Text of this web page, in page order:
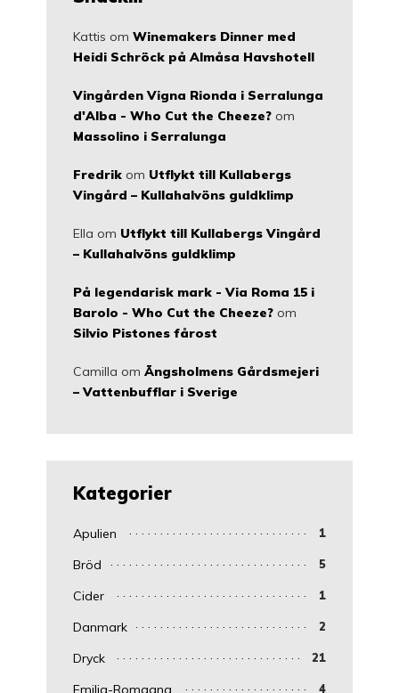
Kattis om Winemakers Dinner med
Heidi Schröck på Almåsa Havshotell
Vingården Vigna Rionda i Serralunga
d'Alba - Who Cut the Cheeze? om
Massolino i Serralunga
Fredrik om Utflykt till Kullabergs
Vingård – Kullahalvöns guldklimp
Ella om Utflykt till Kullabergs Vingård
– Kullahalvöns guldklimp
På legendarisk mark - Via Roma 15 i
Barolo - Who Cut the Cheeze? om
Silvio Pistones fårost
Camilla om Ängsholmens Gårdsmejeri
– Vattenbufflar i Sverige
Kategorier
Apulien 1
Bröd 5
Cider 1
Danmark 2
Dryck 21
Emilia-Romagna 4